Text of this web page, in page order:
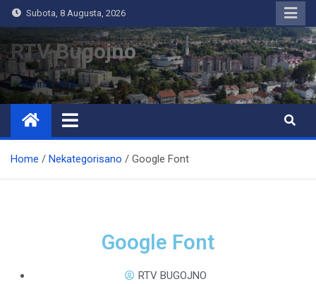
Subota, 8 Augusta, 2026
RTV Bugojno
Home Nekategorisano Google Font
Google Font
RTV BUGOJNO